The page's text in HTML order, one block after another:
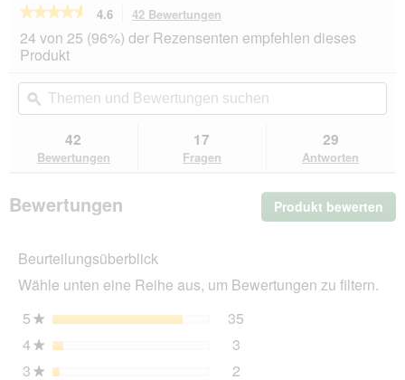
★★★★★
★★★★★
von
5
lesen
für
Support
Anti-
100g
4.6 42 Bewertungen
Aktion
du
zu
den
24 von 25 (96%) der Rezensenten empfehlen dieses
Produkt
Themen
und
Bewertungen
ϙ
42
Bewertungen
17
Fragen
29
Antworten
Bewertungen Produkt bewerten
Mit
Beurteilungsüberblick
Wähle unten eine Reihe aus, um Bewertungen zu filtern.
5★ Sterne 35
4★ Sterne 3
3★ Sterne 2